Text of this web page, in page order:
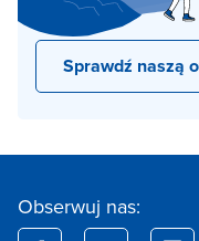
Sprawdź naszą
Obserwuj nas: